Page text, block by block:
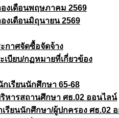
งเดือนพฤษภาคม 2569
งเดือนมิถุนายน 2569
กาศจัดซื้อจัดจ้าง
เบียบ/กฏหมายที่เกี่ยวข้อง
เรียนนักศึกษา 65-68
หารสถานศึกษา ศธ.02 ออนไลน์
รียนนักศึกษา/ผู้ปกครอง ศธ.02